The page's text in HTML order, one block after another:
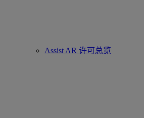
Assist AR 许可总览